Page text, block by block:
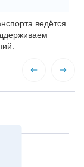
ведётся